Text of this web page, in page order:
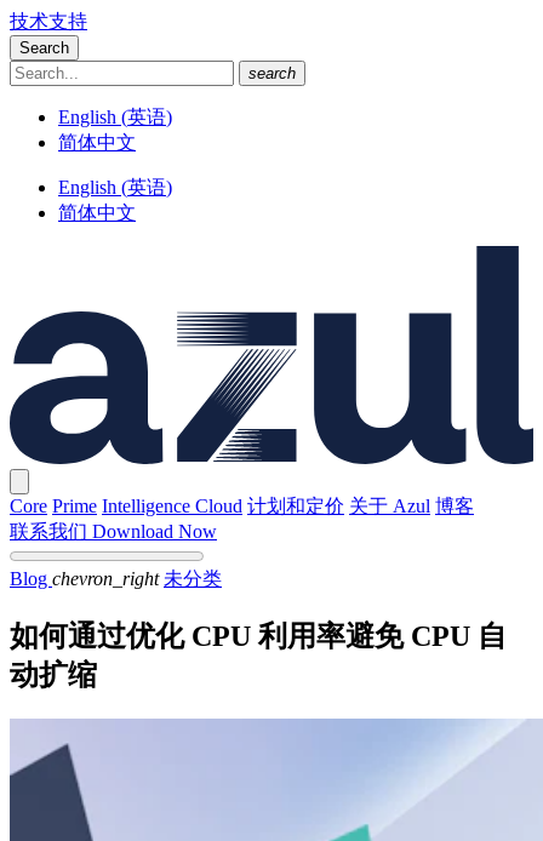
技术支持
Search
search
English (英语)
简体中文
English (英语)
简体中文
Core Prime Intelligence Cloud 计划和定价 关于 Azul 博客
联系我们 Download Now
Blog chevron_right 未分类
如何通过优化 CPU 利用率避免 CPU 自
动扩缩